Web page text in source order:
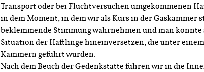
Transport oder bei Fluchtversuchen umgekommenen
in dem Moment, in dem wir als Kurs in der Gaskammer
beklemmende Stimmung wahrnehmen und man konnte
Situation der Häftlinge hineinversetzen, die unter
Kammern geführt wurden.
Nach dem Beuch der Gedenkstätte fuhren wir in die